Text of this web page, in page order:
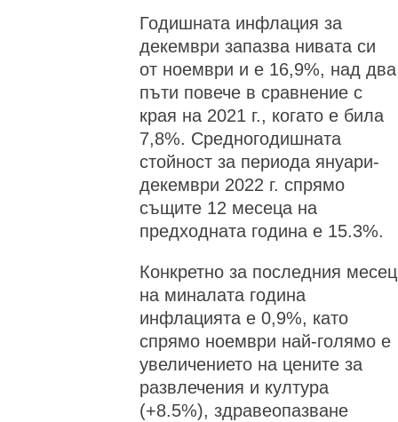
Годишната инфлация за
декември запазва нивата си
от ноември и е 16,9%, над два
пъти повече в сравнение с
края на 2021 г., когато е била
7,8%. Средногодишната
стойност за периода януари-
декември 2022 г. спрямо
същите 12 месеца на
предходната година е 15.3%.
Конкретно за последния месец
на миналата година
инфлацията е 0,9%, като
спрямо ноември най-голямо е
увеличението на цените за
развлечения и култура
(+8.5%), здравеопазване